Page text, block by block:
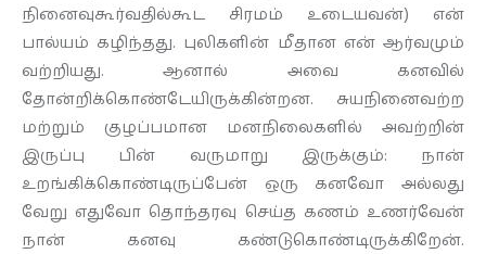
நினைவுகூர்வதில்கூட சிரமம் உடையவன்) என்
பால்யம் கழிந்தது. புலிகளின் மீதான என் ஆர்வமும்
வற்றியது. ஆனால் அவை கனவில்
தோன்றிக்கொண்டேயிருக்கின்றன. சுயநினைவற்ற
மற்றும் குழப்பமான மனநிலைகளில் அவற்றின்
இருப்பு பின் வருமாறு இருக்கும்: நான்
உறங்கிக்கொண்டிருப்பேன் ஒரு கனவோ அல்லது
வேறு எதுவோ தொந்தரவு செய்த கணம் உணர்வேன்
நான் கனவு கண்டுகொண்டிருக்கிறேன்.